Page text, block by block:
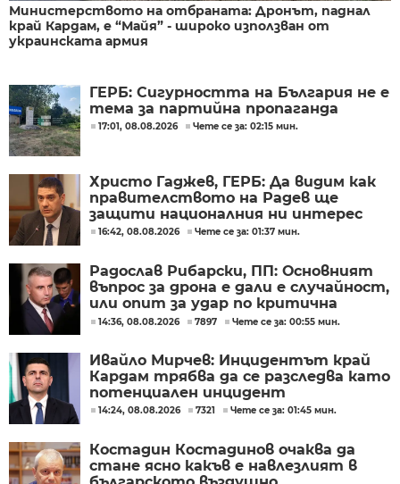
Министерството на отбраната: Дронът, паднал
край Кардам, е “Майя” - широко използван от
украинската армия
ГЕРБ: Сигурността на България не е
тема за партийна пропаганда
17:01, 08.08.2026 Чете се за: 02:15 мин.
Христо Гаджев, ГЕРБ: Да видим как
правителството на Радев ще
защити националния ни интерес
16:42, 08.08.2026 Чете се за: 01:37 мин.
Радослав Рибарски, ПП: Основният
въпрос за дрона е дали е случайност,
или опит за удар по критична
инфраструктура
14:36, 08.08.2026 7897 Чете се за: 00:55 мин.
Ивайло Мирчев: Инцидентът край
Кардам трябва да се разследва като
потенциален инцидент
14:24, 08.08.2026 7321 Чете се за: 01:45 мин.
Костадин Костадинов очаква да
стане ясно какъв е навлезлият в